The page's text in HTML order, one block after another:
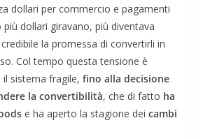
dollari per commercio e pagamenti
dollari giravano, più diventava
la promessa di convertirli in
Col tempo questa tensione è
sistema fragile, fino alla decisione
la convertibilità, che di fatto ha
e ha aperto la stagione dei cambi